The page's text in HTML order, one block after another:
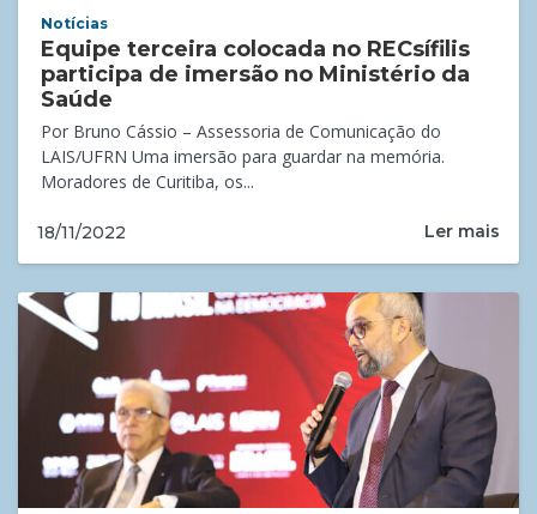
Notícias
Equipe terceira colocada no RECsífilis
participa de imersão no Ministério da
Saúde
Por Bruno Cássio – Assessoria de Comunicação do
LAIS/UFRN Uma imersão para guardar na memória.
Moradores de Curitiba, os...
18/11/2022 Ler mais